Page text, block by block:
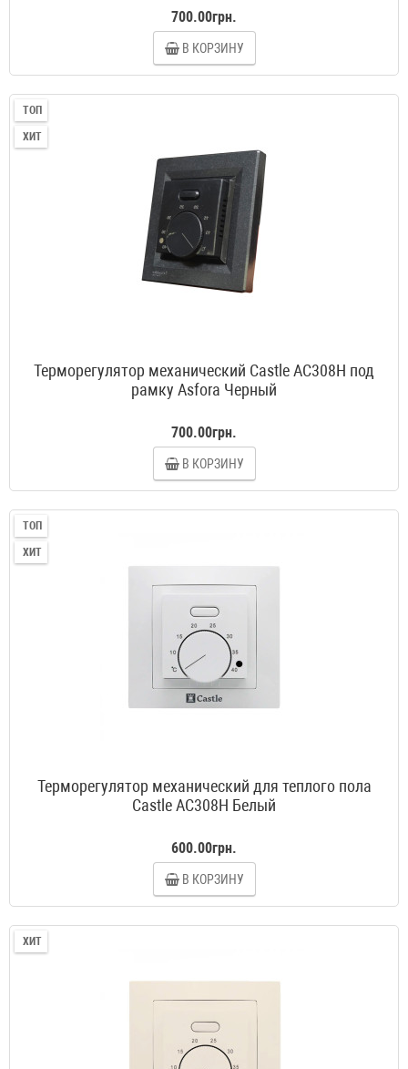
700.00грн.
В КОРЗИНУ
ТОП
ХИТ
Терморегулятор механический Castle AC308H под
рамку Asfora Черный
700.00грн.
В КОРЗИНУ
ТОП
ХИТ
Терморегулятор механический для теплого пола
Castle AC308H Белый
600.00грн.
В КОРЗИНУ
ХИТ